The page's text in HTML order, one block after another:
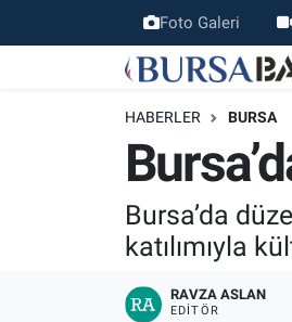
Foto Galeri
HABERLER BURSA
Bursa’da
katılımıyla
RAVZA ASLAN
EDITÖR
Bursa Haber
Bilim, Teknoloji
KÜLTÜR-SANAT
Bursa Nöbetçi Eczaneler
Bursa Hava Durumu
Bursa Trafik Yoğunluk
Süper Lig Puan Durumu ve